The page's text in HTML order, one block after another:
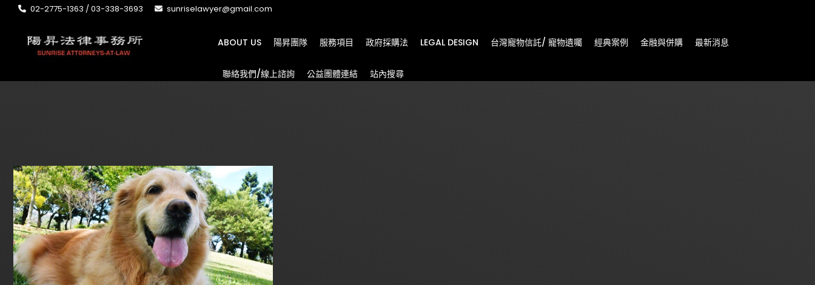
02-2775-1363 / 03-338-3693 sunriselawyer@gmail.com
ABOUT US 陽昇團隊 服務項目 政府採購法 LEGAL DESIGN 台灣寵物信託/ 寵物遺囑 經典案例 金融與併購 最新消息
聯絡我們/線上諮詢 公益團體連結 站內搜尋